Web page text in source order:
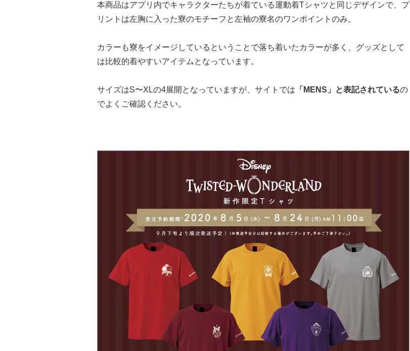
本商品はアプリ内でキャラクターたちが着ている運動着Tシャツと同じデザインで、プ
リントは左胸に入った寮のモチーフと左袖の寮名のワンポイントのみ。
カラーも寮をイメージしているということで落ち着いたカラーが多く、グッズとして
は比較的着やすいアイテムとなっています。
サイズはS〜XLの4展開となっていますが、サイトでは 「MENS」と表記されているの
でよくご確認ください。